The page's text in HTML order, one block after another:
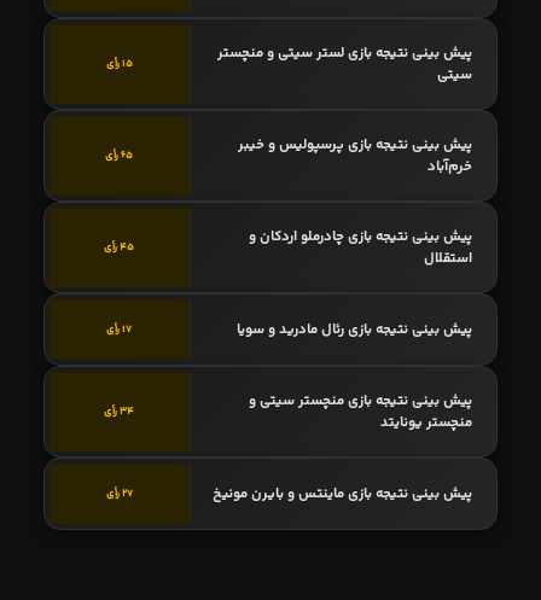
پیش بینی نتیجه بازی لستر سیتی و منچستر
سیتی
15 رأی
پیش بینی نتیجه بازی پرسپولیس و خیبر
خرم‌آباد
65 رأی
پیش بینی نتیجه بازی چادرملو اردکان و
استقلال
45 رأی
پیش بینی نتیجه بازی رئال مادرید و سویا 17 رأی
پیش بینی نتیجه بازی منچستر سیتی و
منچستر یونایتد
34 رأی
پیش بینی نتیجه بازی ماینتس و بایرن مونیخ 27 رأی